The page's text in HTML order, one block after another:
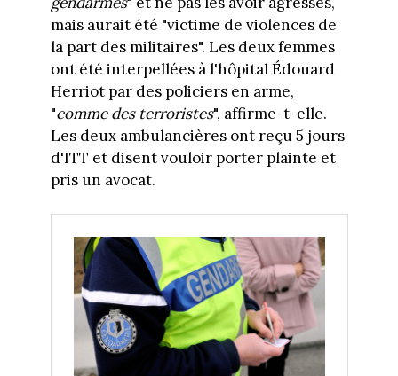
mais aurait été "victime de violences de
la part des militaires". Les deux femmes
ont été interpellées à l'hôpital Édouard
Herriot par des policiers en arme,
"comme des terroristes", affirme-t-elle.
Les deux ambulancières ont reçu 5 jours
d'ITT et disent vouloir porter plainte et
pris un avocat.